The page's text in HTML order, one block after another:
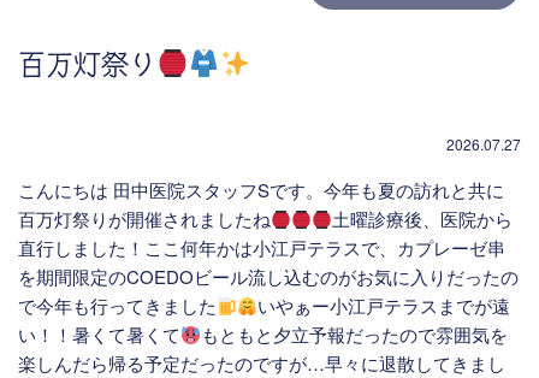
百万灯祭り
2026.07.27
こんにちは 田中医院スタッフSです。今年も夏の訪れと共に
百万灯祭りが開催されましたね
土曜診療後、医院から
直行しました！ここ何年かは小江戸テラスで、カプレーゼ串
を期間限定のCOEDOビール流し込むのがお気に入りだったの
で今年も行ってきました
いやぁー小江戸テラスまでが遠
い！！暑くて暑くて
もともと夕立予報だったので雰囲気を
楽しんだら帰る予定だったのですが…早々に退散してきまし